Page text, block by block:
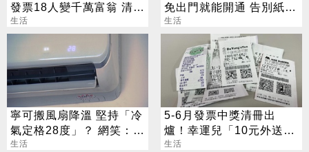
發票18人變千萬富翁 清冊
下午公布
生活
免出門就能開通 告別紙本
不用跑臨櫃
生活
寧可搬風扇降溫 堅持「冷
氣定格28度」？ 網笑：全
台長輩通病
生活
5-6月發票中獎清冊出
爐！幸運兒「10元外送
費」抱走千萬大獎
生活